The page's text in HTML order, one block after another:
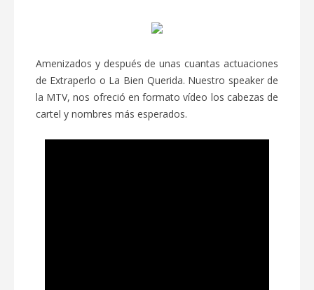
Amenizados y después de unas cuantas actuaciones
de Extraperlo o La Bien Querida. Nuestro speaker de
la MTV, nos ofreció en formato vídeo los cabezas de
cartel y nombres más esperados.